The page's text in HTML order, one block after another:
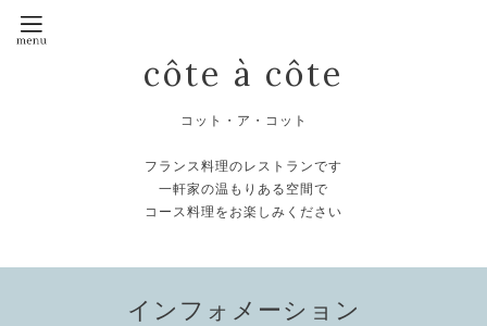
côte à côte
コット・ア・コット
フランス料理のレストランです
一軒家の温もりある空間で
コース料理をお楽しみください
インフォメーション